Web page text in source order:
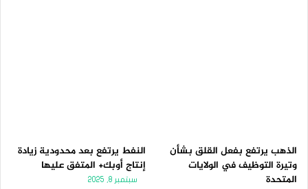
الذهب يرتفع بفعل القلق بشأن
وتيرة التوظيف في الولايات
المتحدة
النفط يرتفع بعد محدودية زيادة
إنتاج أوبك+ المتفق عليها
سبتمبر 8, 2025